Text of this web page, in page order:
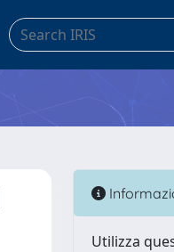
Utilizza